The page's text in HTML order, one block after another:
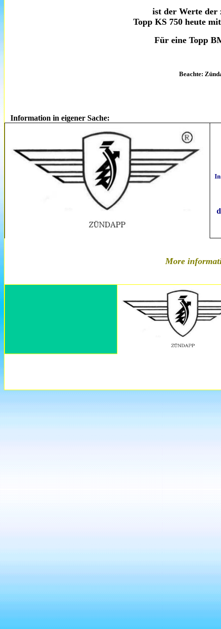
ist der Werte der
Topp KS 750 heute
Für eine Topp
Beachte:
Information in eigener Sache:
In
More